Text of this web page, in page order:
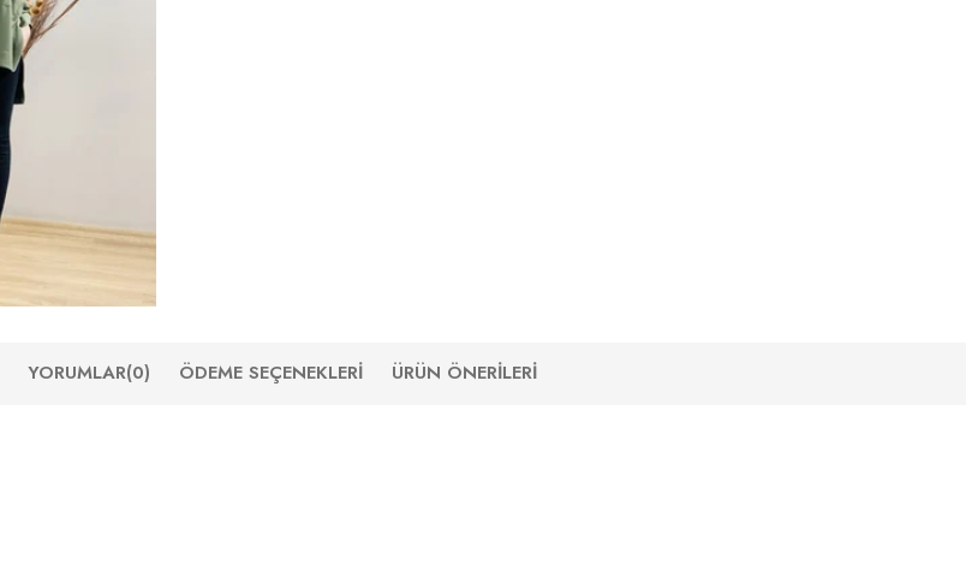
YORUMLAR(0) ÖDEME SEÇENEKLERI ÜRÜN ÖNERILERI